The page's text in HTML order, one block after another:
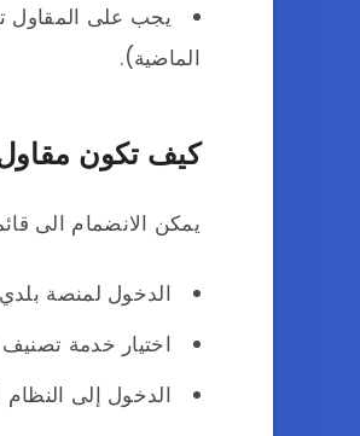
يجب على المقاول
الماضية).
كيف تكون
يمكن الانضمام الى
الدخول لمنصة بلدي
اختيار خدمة
الدخول إلى